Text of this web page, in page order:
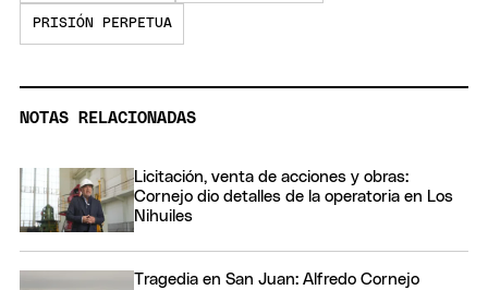
PRISIÓN PERPETUA
NOTAS RELACIONADAS
Licitación, venta de acciones y obras:
Cornejo dio detalles de la operatoria en Los
Nihuiles
Tragedia en San Juan: Alfredo Cornejo